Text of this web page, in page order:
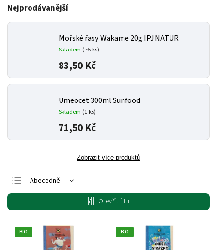
Nejprodávanější
Mořské řasy Wakame 20g IPJ NATUR
Skladem (>5 ks)
83,50 Kč
Umeocet 300ml Sunfood
Skladem (1 ks)
71,50 Kč
Zobrazit více produktů
Abecedně
Nejlevnější
Nejdražší
Nejprodávanější
Otevřít filtr
BIO BIO